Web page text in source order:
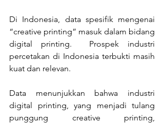
Di Indonesia, data spesifik mengenai
“creative printing” masuk dalam bidang
digital printing.  Prospek industri
percetakan di Indonesia terbukti masih
kuat dan relevan.
Data menunjukkan bahwa industri
digital printing, yang menjadi tulang
punggung creative printing,